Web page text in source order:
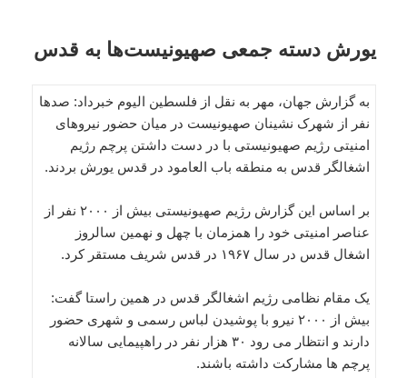
یورش دسته جمعی صهیونیست‌ها به قدس
به گزارش جهان، مهر به نقل از فلسطین الیوم خبرداد: صدها
نفر از شهرک نشینان صهیونیست در میان حضور نیروهای
امنیتی رژیم صهیونیستی با در دست داشتن پرچم رژیم
اشغالگر قدس به منطقه باب العامود در قدس یورش بردند.
بر اساس این گزارش رژیم صهیونیستی بیش از ۲۰۰۰ نفر از
عناصر امنیتی خود را همزمان با چهل و نهمین سالروز
اشغال قدس در سال ۱۹۶۷ در قدس شریف مستقر کرد.
یک مقام نظامی رژیم اشغالگر قدس در همین راستا گفت:
بیش از ۲۰۰۰ نیرو با پوشیدن لباس رسمی و شهری حضور
دارند و انتظار می رود ۳۰ هزار نفر در راهپیمایی سالانه
پرچم ها مشارکت داشته باشند.